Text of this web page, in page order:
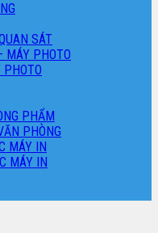
SÁT
MÁY PHOTO
PHẨM
PHÒNG
MÁY IN
MÁY IN